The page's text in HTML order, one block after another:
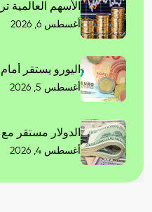
الأسهم العالمية
أغسطس 6, 2026
اليورو يستقر
أغسطس 5, 2026
الدولار مستقر
أغسطس 4, 2026